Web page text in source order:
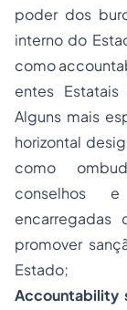
poder dos
interno do
como
entes Estatais
Alguns mais
horizontal
como
conselhos
encarregadas
promover
Estado;
Accountability